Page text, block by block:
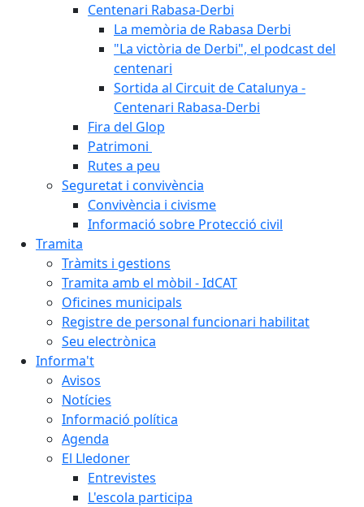
Centenari Rabasa-Derbi
La memòria de Rabasa Derbi
"La victòria de Derbi", el podcast del
centenari
Sortida al Circuit de Catalunya -
Centenari Rabasa-Derbi
Fira del Glop
Patrimoni
Rutes a peu
Seguretat i convivència
Convivència i civisme
Informació sobre Protecció civil
Tramita
Tràmits i gestions
Tramita amb el mòbil - IdCAT
Oficines municipals
Registre de personal funcionari habilitat
Seu electrònica
Informa't
Avisos
Notícies
Informació política
Agenda
El Lledoner
Entrevistes
L'escola participa